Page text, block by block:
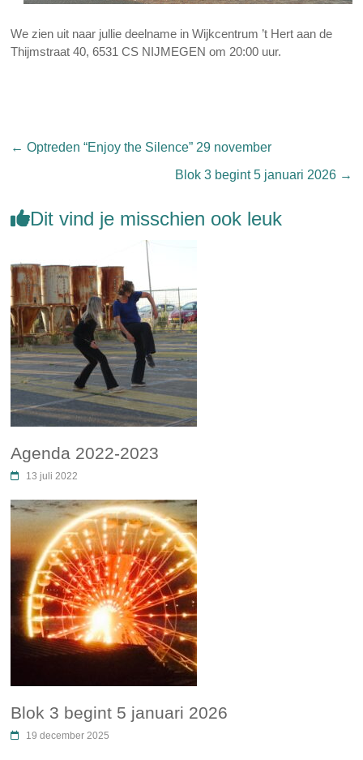
We zien uit naar jullie deelname in Wijkcentrum ’t Hert aan de
Thijmstraat 40, 6531 CS NIJMEGEN om 20:00 uur.
← Optreden “Enjoy the Silence” 29 november
Blok 3 begint 5 januari 2026 →
Dit vind je misschien ook leuk
Agenda 2022-2023
13 juli 2022
Blok 3 begint 5 januari 2026
19 december 2025